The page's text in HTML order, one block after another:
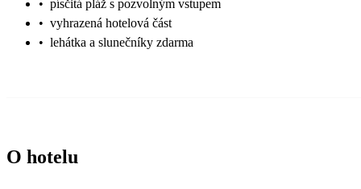
• písčitá pláž s pozvolným vstupem
• vyhrazená hotelová část
• lehátka a slunečníky zdarma
O hotelu